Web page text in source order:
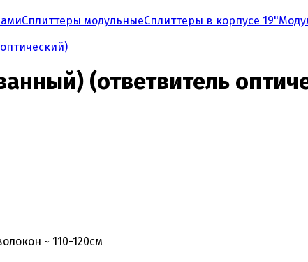
Сплиттеры модульныеСплиттеры в корпусе 19"
(ответвитель
~ 110-120cм